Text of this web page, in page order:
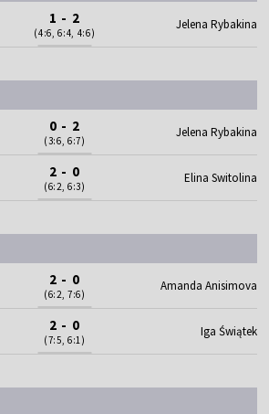
1 - 2
(4:6, 6:4, 4:6)
Jelena Rybakina
0 - 2
(3:6, 6:7)
Jelena Rybakina
2 - 0
(6:2, 6:3)
Elina Switolina
2 - 0
(6:2, 7:6)
Amanda Anisimova
2 - 0
(7:5, 6:1)
Iga Świątek